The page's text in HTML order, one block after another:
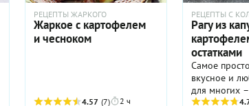
РЕЦЕПТЫ ЖАРКОГО
Жаркое с картофелем
и чесноком
4.57 (7) 2 ч
РЕЦЕПТЫ С
Рагу из
остатками
Самое
вкусное и
для многих
капусты с